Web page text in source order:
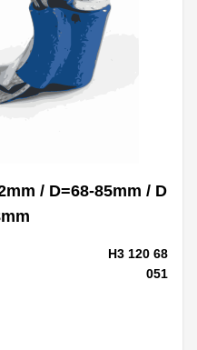
/ D=68-85mm / D
H3 120 68
051